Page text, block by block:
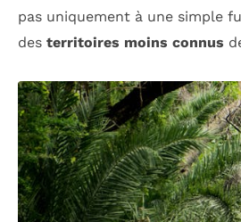
pas uniquement à une simple
des territoires moins connus